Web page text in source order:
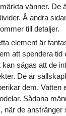
vänner. De
Å andra
till detaljer.
element är
att spendera
sägas att de
De är
dem. Vatten
Sådana
när de anstränger